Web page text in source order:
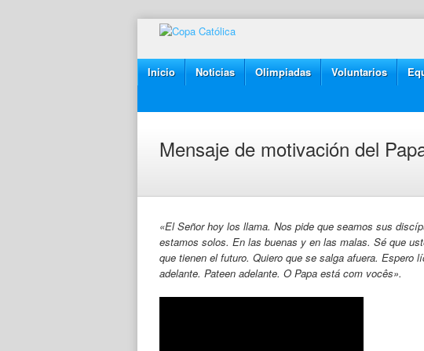
Inicio Noticias Olimpiadas Voluntarios
Mensaje de motivación del
«El Señor hoy los llama. Nos pide que seamos sus
estamos solos. En las buenas y en las malas. Sé que
que tienen el futuro. Quiero que se salga afuera. Espero
adelante. Pateen adelante. O Papa está com vocês».